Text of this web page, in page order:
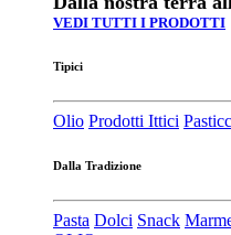
VEDI TUTTI I PRODOTTI
Tipici
Olio Prodotti Ittici
Dalla Tradizione
Pasta Dolci Snack